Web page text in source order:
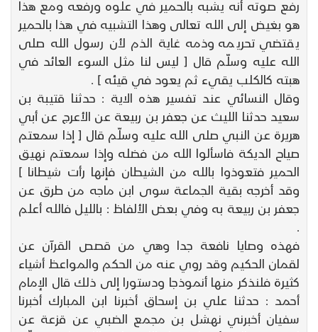
رفع صوته أنه يشبه بالحمير في علوه ورفعه ومع هذا
هو بغيض إلى الله تعالى وهذا التشبيه في هذا بالحمير
يقتضي تحريمه وذمه غاية الذم لأن رسول الله صلى
الله عليه وسلّم قال [ ليس لنا مثل السوء العائد في
هبته كالكلب يقيء ثم يعود في قيئه ] .
وقال النسائي عند تفسير هذه الاية : حدثنا قتيبة بن
سعيد حدثنا الليث عن جعفر بن ربيعة عن الأعرج عن أبي
هريرة عن النبي صلى الله عليه وسلّم قال [ إذا سمعتم
صياح الديكة فاسألوا الله من فضله وإذا سمعتم نهيق
الحمير فتعوذوا بالله من الشيطان فإنها رأت شيطانا ]
وقد أخرجه بقية الجماعة سوى ابن ماجه من طرق عن
جعفر بن ربيعة به وفي بعض الألفاظ : بالليل فالله أعلم
فهذه وصايا نافعة جدا وهي من قصص القرآن عن
لقمان الحكيم وقد روي عنه من الحكم والمواعظ أشياء
كثيرة فلنذكر منها أنموذجا ودستورا إلى ذلك قال الإمام
أحمد : حدثنا علي بن إسحاق أخبرنا ابن المبارك أخبرنا
سفيان أخبرني نهشل بن مجمع الضبي عن قزعة عن